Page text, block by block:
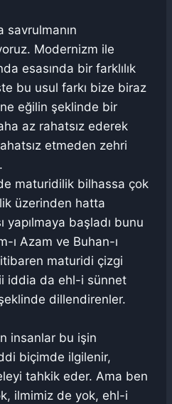
savrulmanın
Modernizm ile
esasında bir farklılık
bu usul farkı bize biraz
eğilin şeklinde bir
az rahatsız ederek
etmeden zehri
maturidilik bilhassa çok
üzerinden hatta
yapılmaya başladı bunu
ı Azam ve Buhan-ı
maturidi çizgi
iddia da ehl-i sünnet
dillendirenler.
insanlar bu işin
biçimde ilgilenir,
tahkik eder. Ama ben
ilmimiz de yok, ehl-i